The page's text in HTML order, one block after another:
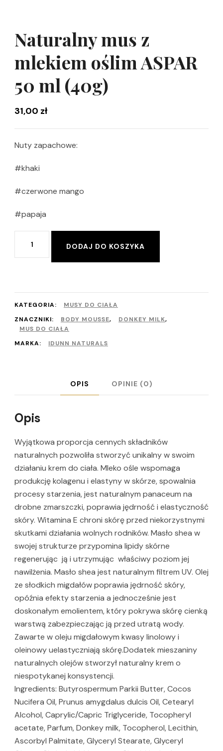
Naturalny mus z
mlekiem oślim ASPAR
50 ml (40g)
31,00 zł
Nuty zapachowe:
#khaki
#czerwone mango
#papaja
Naturalny
mlekiem
oślim
DODAJ DO KOSZYKA
KATEGORIA:
MUSY DO CIAŁA
ZNACZNIKI:
BODY MOUSSE, DONKEY MILK,
MUS DO CIAŁA
MARKA:
IDUNN NATURALS
OPIS OPINIE (0)
Opis
Wyjątkowa proporcja cennych składników
naturalnych pozwoliła stworzyć unikalny w swoim
działaniu krem do ciała. Mleko ośle wspomaga
produkcję kolagenu i elastyny w skórze, spowalnia
procesy starzenia, jest naturalnym panaceum na
drobne zmarszczki, poprawia jędrność i elastyczność
skóry. Witamina E chroni skórę przed niekorzystnymi
skutkami działania wolnych rodników. Masło shea w
swojej strukturze przypomina lipidy skórne
regenerując ją i utrzymując właściwy poziom jej
nawilżenia. Masło shea jest naturalnym filtrem UV. Olej
ze słodkich migdałów poprawia jędrność skóry,
opóźnia efekty starzenia a jednocześnie jest
doskonałym emolientem, który pokrywa skórę cienką
warstwą zabezpieczając ją przed utratą wody.
Zawarte w oleju migdałowym kwasy linolowy i
oleinowy uelastyczniają skórę.Dodatek mieszaniny
naturalnych olejów stworzył naturalny krem o
niespotykanej konsystencji.
Ingredients: Butyrospermum Parkii Butter, Cocos
Nucifera Oil, Prunus amygdalus dulcis Oil, Cetearyl
Alcohol, Caprylic/Capric Triglyceride, Tocopheryl
acetate, Parfum, Donkey milk, Tocopherol, Lecithin,
Ascorbyl Palmitate, Glyceryl Stearate, Glyceryl